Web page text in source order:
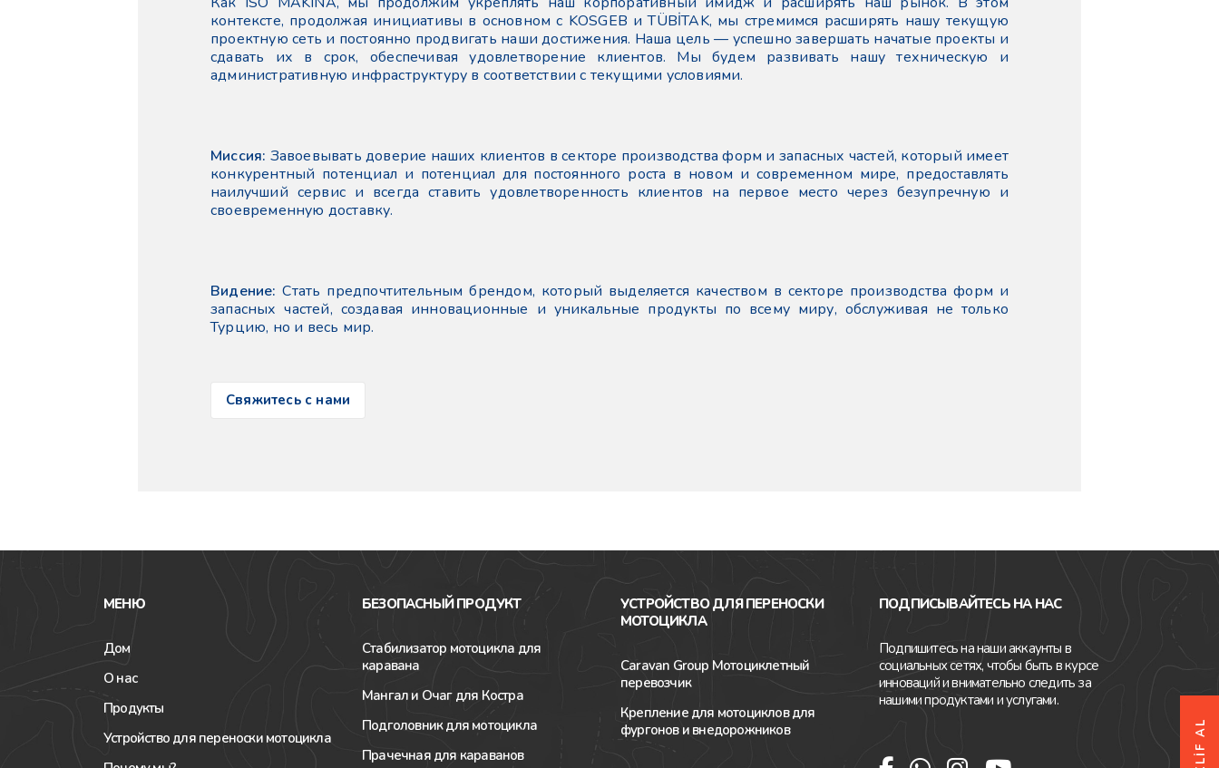
контексте, продолжая инициативы в основном с KOSGEB и TÜBİTAK, мы стремимся расширять нашу текущую
проектную сеть и постоянно продвигать наши достижения. Наша цель — успешно завершать начатые проекты и
сдавать их в срок, обеспечивая удовлетворение клиентов. Мы будем развивать нашу техническую и
административную инфраструктуру в соответствии с текущими условиями.
Миссия: Завоевывать доверие наших клиентов в секторе производства форм и запасных частей, который имеет
конкурентный потенциал и потенциал для постоянного роста в новом и современном мире, предоставлять
наилучший сервис и всегда ставить удовлетворенность клиентов на первое место через безупречную и
своевременную доставку.
Видение: Стать предпочтительным брендом, который выделяется качеством в секторе производства форм и
запасных частей, создавая инновационные и уникальные продукты по всему миру, обслуживая не только
Турцию, но и весь мир.
Свяжитесь с нами
МЕНЮ
Дом
О нас
Продукты
Устройство для переноски мотоцикла
БЕЗОПАСНЫЙ ПРОДУКТ
Стабилизатор мотоцикла для
каравана
Мангал и Очаг для Костра
Подголовник для мотоцикла
Прачечная для караванов
УСТРОЙСТВО ДЛЯ ПЕРЕНОСКИ
МОТОЦИКЛА
Caravan Group Мотоциклетный
перевозчик
Крепление для мотоциклов для
фургонов и внедорожников
ПОДПИСЫВАЙТЕСЬ НА НАС
Подпишитесь на наши аккаунты в
социальных сетях, чтобы быть в курсе
инноваций и внимательно следить за
нашими продуктами и услугами.